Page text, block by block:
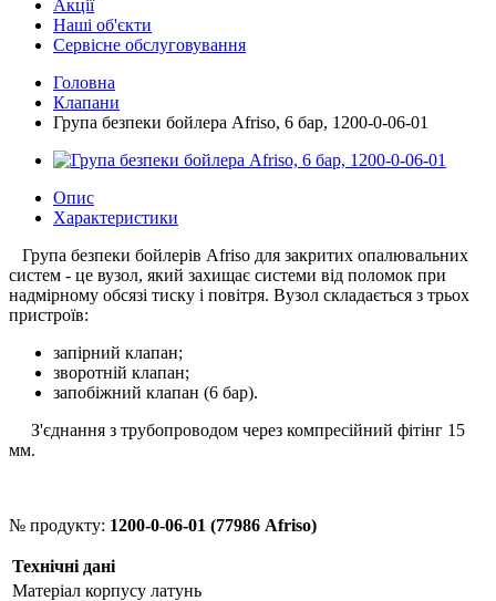
Акції
Наші об'єкти
Сервісне обслуговування
Головна
Клапани
Група безпеки бойлера Afriso, 6 бар, 1200-0-06-01
Опис
Характеристики
Група безпеки бойлерів Afriso для закритих опалювальних
систем - це вузол, який захищає системи від поломок при
надмірному обсязі тиску і повітря. Вузол складається з трьох
пристроїв:
запірний клапан;
зворотній клапан;
запобіжний клапан (6 бар).
З'єднання з трубопроводом через компресійний фітінг 15
мм.
№ продукту: 1200-0-06-01 (77986 Afriso)
Технічні дані
Матеріал корпусу латунь